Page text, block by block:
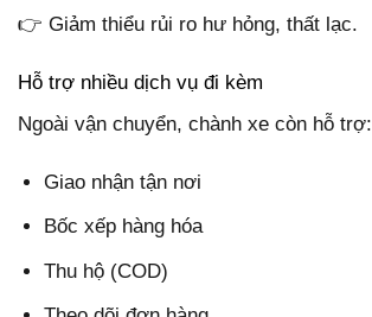
👉 Giảm thiểu rủi ro hư hỏng, thất lạc.
Hỗ trợ nhiều dịch vụ đi kèm
Ngoài vận chuyển, chành xe còn hỗ trợ:
Giao nhận tận nơi
Bốc xếp hàng hóa
Thu hộ (COD)